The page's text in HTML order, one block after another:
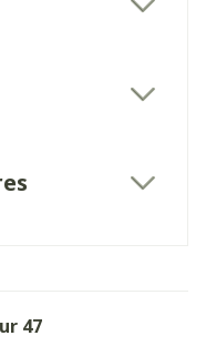
47